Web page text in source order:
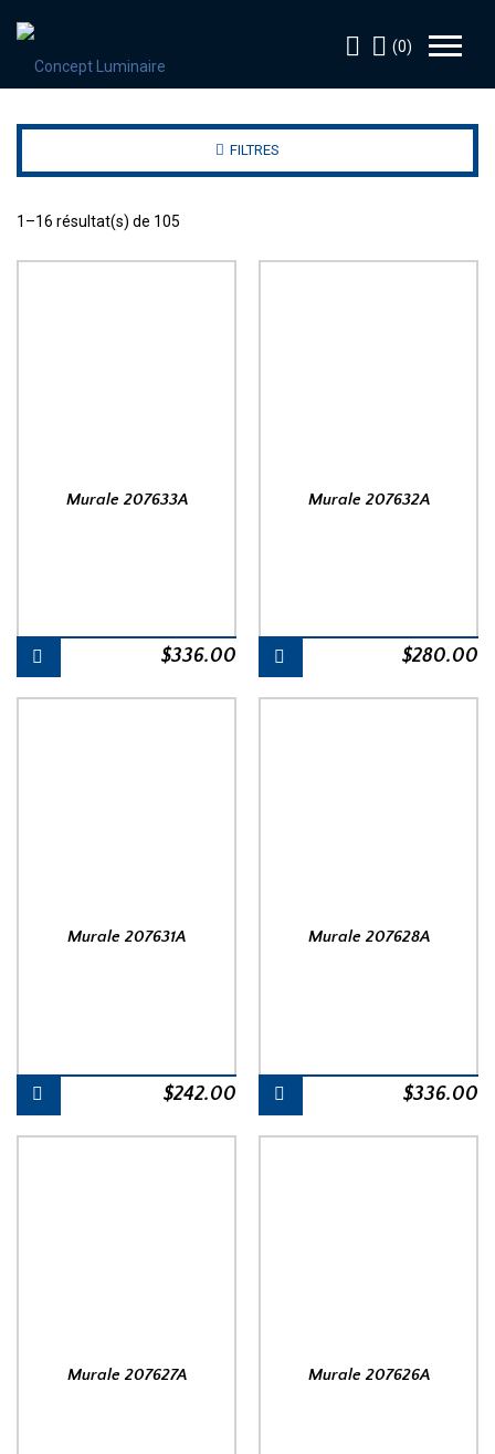
(0)
FILTRES
1–16 résultat(s) de 105
Murale 207633A
$336.00
Murale 207632A
$280.00
Murale 207631A
$242.00
Murale 207628A
$336.00
Murale 207627A Murale 207626A